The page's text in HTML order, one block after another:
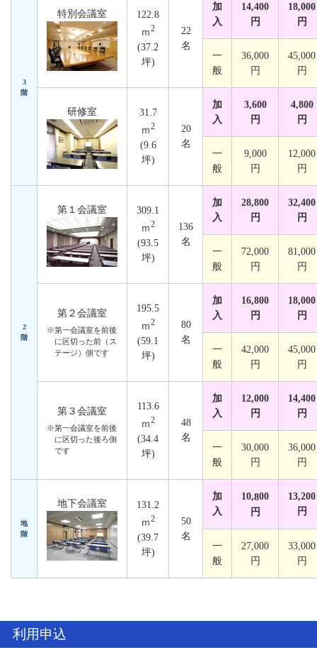
3
階
特別会議室
122.8
ｍ2
(37.2
坪)
22
名
加
入
14,400
円
18,000
円
一
般
36,000
円
45,000
円
研修室
31.7
ｍ2
(9.6
坪)
20
名
加
入
3,600
円
4,800
円
一
般
9,000
円
12,000
円
2
階
第１会議室
309.1
ｍ2
(93.5
坪)
136
名
加
入
28,800
円
32,400
円
一
般
72,000
円
81,000
円
第２会議室
※第一会議室を前後
に区切った前（ス
テージ）側です
195.5
ｍ2
(59.1
坪)
80
名
加
入
16,800
円
18,000
円
一
般
42,000
円
45,000
円
第３会議室
※第一会議室を前後
に区切った後ろ側
です
113.6
ｍ2
(34.4
坪)
48
名
加
入
12,000
円
14,400
円
一
般
30,000
円
36,000
円
地
階
地下会議室
131.2
ｍ2
(39.7
坪)
50
名
加
入
10,800
円
13,200
円
一
般
27,000
円
33,000
円
利用申込